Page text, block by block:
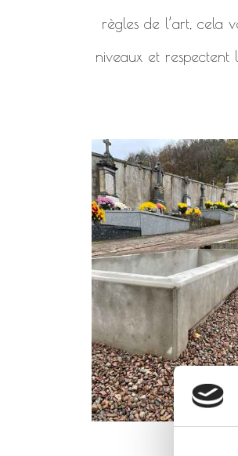
règles de l’art, cela
niveaux et respectent